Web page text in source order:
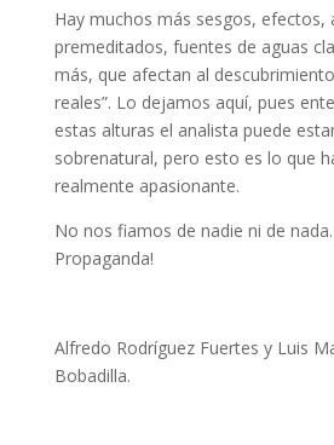
Hay muchos más sesgos, efectos,
premeditados, fuentes de aguas
más, que afectan al
reales”. Lo dejamos aquí, pues
estas alturas el analista puede
sobrenatural, pero esto es lo que
realmente apasionante.
No nos fiamos de nadie ni de nada.
Propaganda!
Alfredo Rodríguez Fuertes y Luis
Bobadilla.